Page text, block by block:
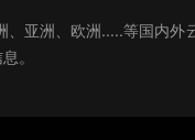
亚洲、欧洲.....等国内外
。